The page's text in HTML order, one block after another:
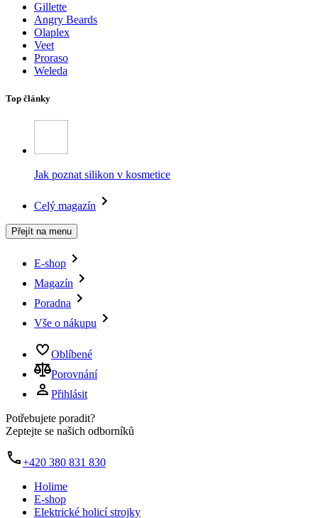
Gillette
Angry Beards
Olaplex
Veet
Proraso
Weleda
Top články
Jak poznat silikon v kosmetice
Celý magazín
Přejít na menu
E-shop
Magazín
Poradna
Vše o nákupu
Oblíbené
Porovnání
Přihlásit
Potřebujete poradit?
Zeptejte se našich odborníků
+420 380 831 830
Holime
E-shop
Elektrické holicí strojky